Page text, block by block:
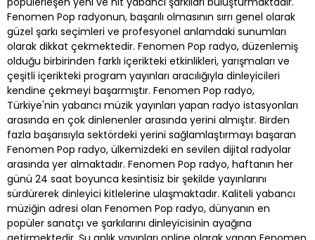
Fenomen Pop radyonun, başarılı olmasının sırrı genel olarak
güzel şarkı seçimleri ve profesyonel anlamdaki sunumları
olarak dikkat çekmektedir. Fenomen Pop radyo, düzenlemiş
olduğu birbirinden farklı içerikteki etkinlikleri, yarışmaları ve
çeşitli içerikteki program yayınları aracılığıyla dinleyicileri
kendine çekmeyi başarmıştır. Fenomen Pop radyo,
Türkiye'nin yabancı müzik yayınları yapan radyo istasyonları
arasında en çok dinlenenler arasında yerini almıştır. Birden
fazla başarısıyla sektördeki yerini sağlamlaştırmayı başaran
Fenomen Pop radyo, ülkemizdeki en sevilen dijital radyolar
arasında yer almaktadır. Fenomen Pop radyo, haftanın her
günü 24 saat boyunca kesintisiz bir şekilde yayınlarını
sürdürerek dinleyici kitlelerine ulaşmaktadır. Kaliteli yabancı
müziğin adresi olan Fenomen Pop radyo, dünyanın en
popüler sanatçı ve şarkılarını dinleyicisinin ayağına